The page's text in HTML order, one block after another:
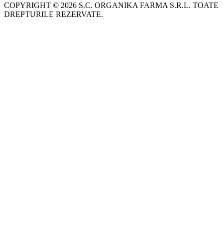
COPYRIGHT © 2026 S.C. ORGANIKA FARMA S.R.L. TOATE
DREPTURILE REZERVATE.